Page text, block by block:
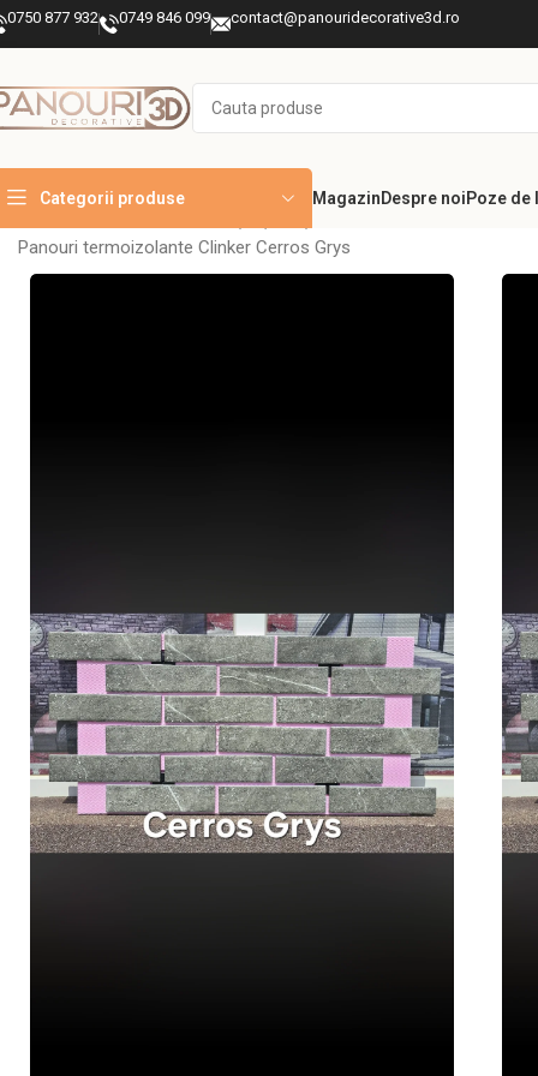
0750 877 932 0749 846 099 contact@panouridecorative3d.ro
Categorii produse MagazinDespre noiPoze de
Panouri termoizolante Clinker Cerros Grys